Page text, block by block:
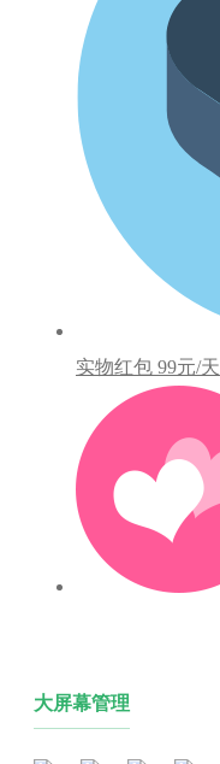
实物红包 99元/天
大屏幕管理